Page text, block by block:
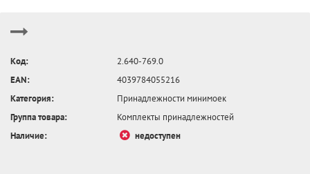
Код:
2.640-769.0
EAN:
4039784055216
Категория:
Принадлежности минимоек
Группа товара:
Комплекты принадлежностей
Наличие:
недоступен